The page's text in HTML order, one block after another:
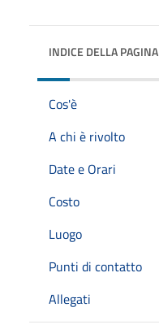
INDICE DELLA PAGINA
Cos'è
A chi è rivolto
Date e Orari
Costo
Luogo
Punti di contatto
Allegati